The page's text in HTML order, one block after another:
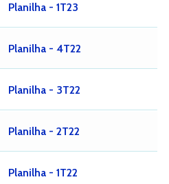
Planilha - 1T23
Planilha - 4T22
Planilha - 3T22
Planilha - 2T22
Planilha - 1T22